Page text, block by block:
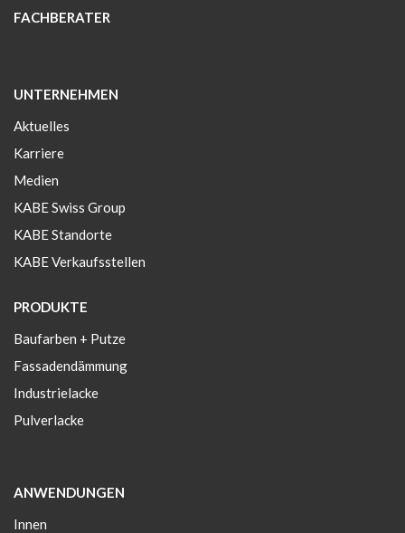
FACHBERATER
UNTERNEHMEN
Aktuelles
Karriere
Medien
KABE Swiss Group
KABE Standorte
KABE Verkaufsstellen
PRODUKTE
Baufarben + Putze
Fassadendämmung
Industrielacke
Pulverlacke
ANWENDUNGEN
Innen